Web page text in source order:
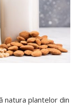
natura plantelor din